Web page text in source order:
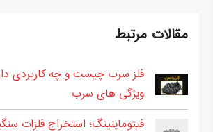
مقالات مرتبط
فلز سرب چیست و چه کاربردی
ویژگی های سرب
فیتوماینینگ؛ استخراج فلزات